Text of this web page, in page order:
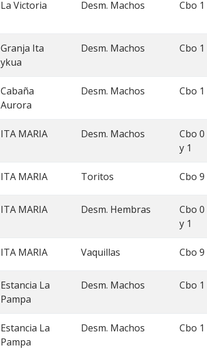
La Victoria Desm. Machos Cbo 1
Granja Ita
ykua
Desm. Machos Cbo 1
Cabaña
Aurora
Desm. Machos Cbo 1
ITA MARIA Desm. Machos
Cbo 0
y 1
ITA MARIA Toritos Cbo 9
ITA MARIA Desm. Hembras
Cbo 0
y 1
ITA MARIA Vaquillas Cbo 9
Estancia La
Pampa
Desm. Machos Cbo 1
Estancia La
Pampa
Desm. Machos Cbo 1